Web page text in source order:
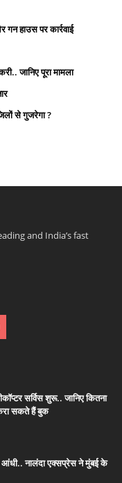
गन हाउस पर कार्रवाई
जानिए पूरा मामला
से गुजरेगा ?
and India’s fast
सर्विस शुरू.. जानिए कितना
करा सकते हैं बुक
आंधी.. नालंदा एक्सप्रेस ने मुंबई के